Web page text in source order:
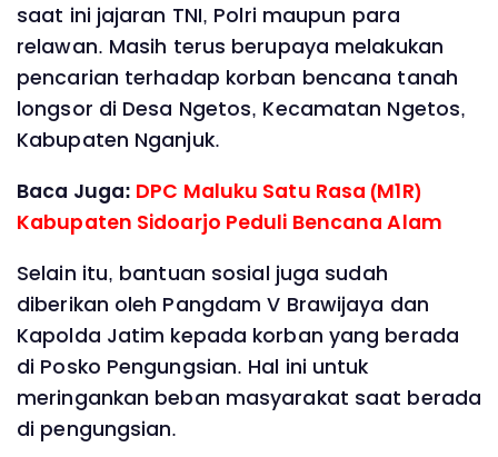
saat ini jajaran TNI, Polri maupun para
relawan. Masih terus berupaya melakukan
pencarian terhadap korban bencana tanah
longsor di Desa Ngetos, Kecamatan Ngetos,
Kabupaten Nganjuk.
Baca Juga: DPC Maluku Satu Rasa (M1R)
Kabupaten Sidoarjo Peduli Bencana Alam
Selain itu, bantuan sosial juga sudah
diberikan oleh Pangdam V Brawijaya dan
Kapolda Jatim kepada korban yang berada
di Posko Pengungsian. Hal ini untuk
meringankan beban masyarakat saat berada
di pengungsian.